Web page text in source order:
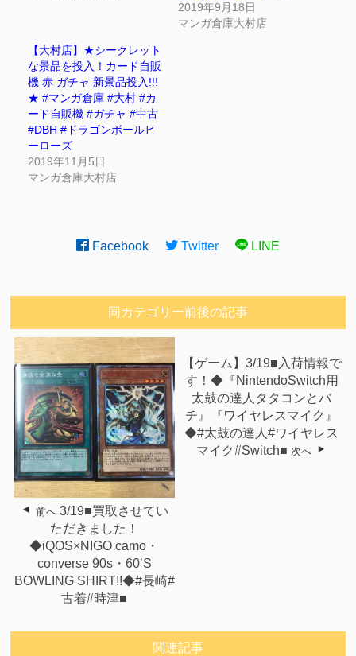
2019年9月18日
マンガ倉庫大村店
【大村店】★シークレット
な景品を投入！カード自販
機 赤 ガチャ 新景品投入!!!
★ #マンガ倉庫 #大村 #カ
ード自販機 #ガチャ #中古
#DBH #ドラゴンボールヒ
ーローズ
2019年11月5日
マンガ倉庫大村店
Facebook Twitter LINE
同カテゴリー前後の記事
前へ 3/19■買取させてい
ただきました！
◆iQOS×NIGO camo・
converse 90s・60’S
BOWLING SHIRT!!◆#長崎#
古着#時津■
【ゲーム】3/19■入荷情報で
す！◆『NintendoSwitch用
太鼓の達人タタコンとバ
チ』『ワイヤレスマイク』
◆#太鼓の達人#ワイヤレス
マイク#Switch■ 次へ
関連記事